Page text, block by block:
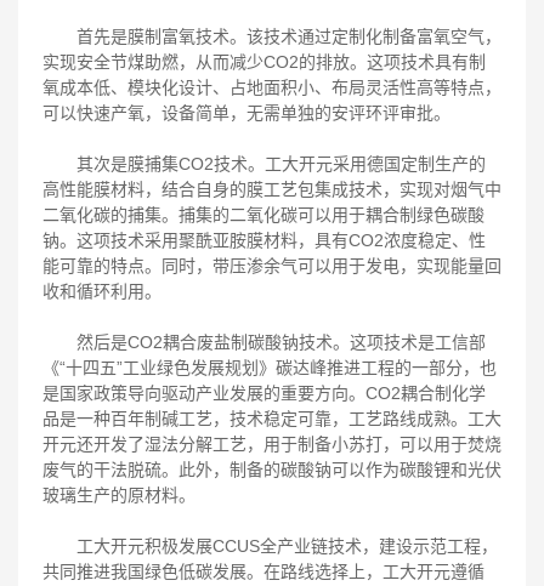
首先是膜制富氧技术。该技术通过定制化制备富氧空气，
实现安全节煤助燃，从而减少CO2的排放。这项技术具有制
氧成本低、模块化设计、占地面积小、布局灵活性高等特点，
可以快速产氧，设备简单，无需单独的安评环评审批。
其次是膜捕集CO2技术。工大开元采用德国定制生产的
高性能膜材料，结合自身的膜工艺包集成技术，实现对烟气中
二氧化碳的捕集。捕集的二氧化碳可以用于耦合制绿色碳酸
钠。这项技术采用聚酰亚胺膜材料，具有CO2浓度稳定、性
能可靠的特点。同时，带压渗余气可以用于发电，实现能量回
收和循环利用。
然后是CO2耦合废盐制碳酸钠技术。这项技术是工信部
《“十四五”工业绿色发展规划》碳达峰推进工程的一部分，也
是国家政策导向驱动产业发展的重要方向。CO2耦合制化学
品是一种百年制碱工艺，技术稳定可靠，工艺路线成熟。工大
开元还开发了湿法分解工艺，用于制备小苏打，可以用于焚烧
废气的干法脱硫。此外，制备的碳酸钠可以作为碳酸锂和光伏
玻璃生产的原材料。
工大开元积极发展CCUS全产业链技术，建设示范工程，
共同推进我国绿色低碳发展。在路线选择上，工大开元遵循